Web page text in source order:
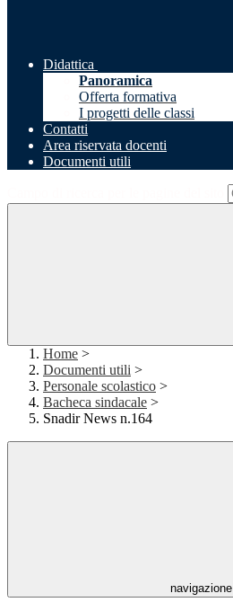
Didattica
Panoramica
Offerta formativa
I progetti delle classi
Contatti
Area riservata docenti
Documenti utili
Home >
Documenti utili >
Personale scolastico >
Bacheca sindacale >
Snadir News n.164
navigazione